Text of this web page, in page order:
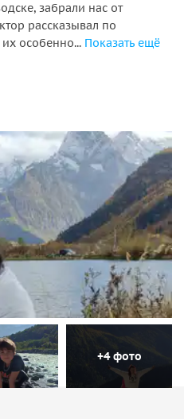
забрали нас от
рассказывал по
особенно... Показать ещё
+4 фото